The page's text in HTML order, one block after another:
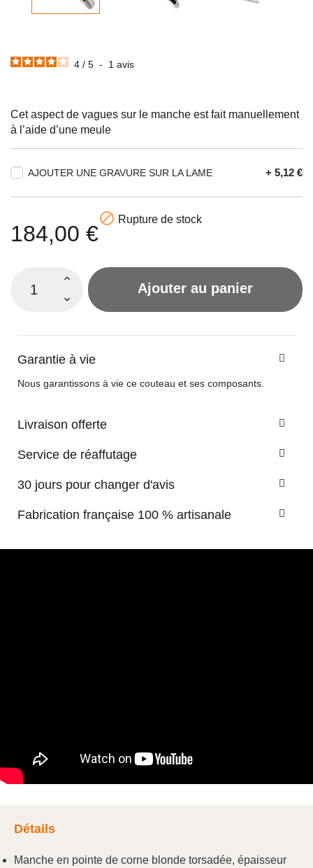
4 / 5 - 1 avis
Cet aspect de vagues sur le manche est fait manuellement
à l’aide d’une meule
AJOUTER UNE GRAVURE SUR LA LAME + 5,12 €
184,00 €
 Rupture de stock
Ajouter au panier
Garantie à vie
Nous garantissons à vie ce couteau et ses composants.
Livraison offerte
Service de réaffutage
30 jours pour changer d'avis
Fabrication française 100 % artisanale
Détails
Manche en pointe de corne blonde torsadée, épaisseur